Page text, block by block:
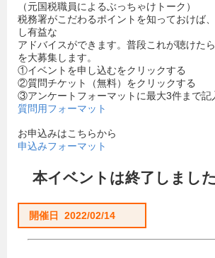
（元国税職員によるぶっちゃけトーク）
税務署がこだわるポイントを知っておけば
し有益な
アドバイスができます。普段これが聴けた
を大募集します。
①イベントを申し込むをクリックする
②質問チケット（無料）をクリックする
③アンケートフォーマットに最大3件まで記
質問用フォーマット
お申込みはこちらから
申込みフォーマット
本イベントは終了しました
開催日 2022/02/14